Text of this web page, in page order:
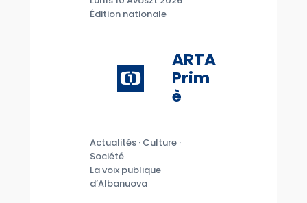
Édition nationale
ARTA
Prim
è
Actualités · Culture ·
Société
La voix publique
d’Albanuova